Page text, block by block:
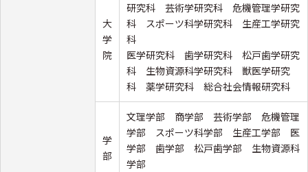
大
学
院
研究科 芸術学研究科 危機管理学研究
科 スポーツ科学研究科 生産工学研究
科
医学研究科 歯学研究科 松戸歯学研究
科 生物資源科学研究科 獣医学研究
科 薬学研究科 総合社会情報研究科
学
部
文理学部 商学部 芸術学部 危機管理
学部 スポーツ科学部 生産工学部 医
学部 歯学部 松戸歯学部 生物資源科
学部